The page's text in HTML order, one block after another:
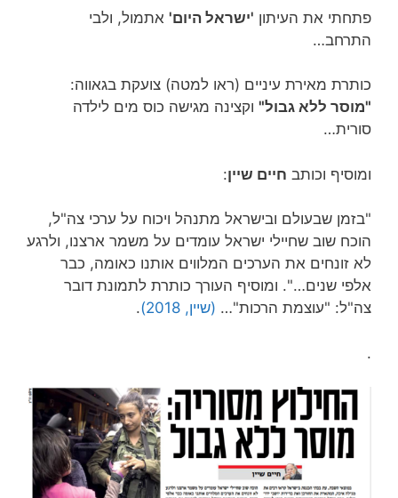
פתחתי את העיתון 'ישראל היום' אתמול, ולבי
התרחב…
כותרת מאירת עיניים (ראו למטה) צועקת בגאווה:
"מוסר ללא גבול" וקצינה מגישה כוס מים לילדה
סורית…
ומוסיף וכותב חיים שיין:
"בזמן שבעולם ובישראל מתנהל ויכוח על ערכי צה"ל,
הוכח שוב שחיילי ישראל עומדים על משמר ארצנו, ולרגע
לא זונחים את הערכים המלווים אותנו כאומה, כבר
אלפי שנים…". ומוסיף העורך כותרת לתמונת דובר
צה"ל: "עוצמת הרכות"… (שיין, 2018) .
.